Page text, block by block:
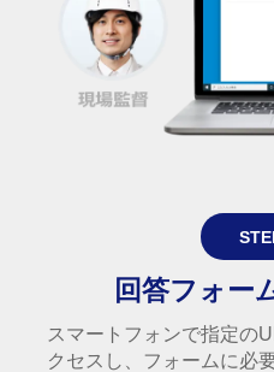
回答フォー
スマートフォンで指定の
クセスし、フォームに必